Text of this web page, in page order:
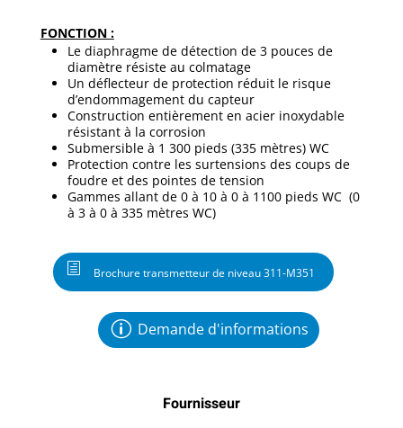
FONCTION :
Le diaphragme de détection de 3 pouces de
diamètre résiste au colmatage
Un déflecteur de protection réduit le risque
d’endommagement du capteur
Construction entièrement en acier inoxydable
résistant à la corrosion
Submersible à 1 300 pieds (335 mètres) WC
Protection contre les surtensions des coups de
foudre et des pointes de tension
Gammes allant de 0 à 10 à 0 à 1100 pieds WC (0
à 3 à 0 à 335 mètres WC)
Brochure transmetteur de niveau 311-M351
Demande d'informations
Fournisseur